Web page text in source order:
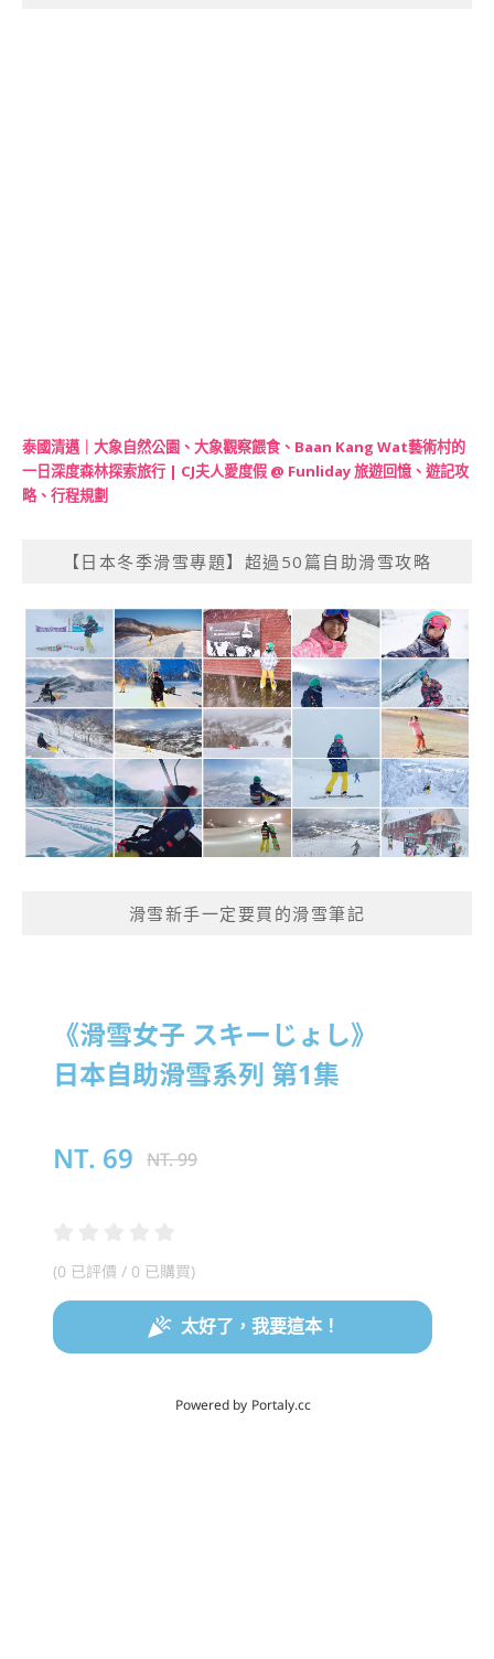
泰國清邁｜大象自然公園、大象觀察餵食、Baan Kang Wat藝術村的
一日深度森林探索旅行 | CJ夫人愛度假 @ Funliday 旅遊回憶、遊記攻
略、行程規劃
【日本冬季滑雪專題】超過50篇自助滑雪攻略
滑雪新手一定要買的滑雪筆記